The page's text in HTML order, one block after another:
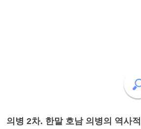
의병 2차. 한말 호남 의병의 역사